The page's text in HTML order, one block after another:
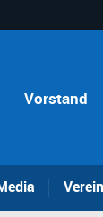
Vorstand